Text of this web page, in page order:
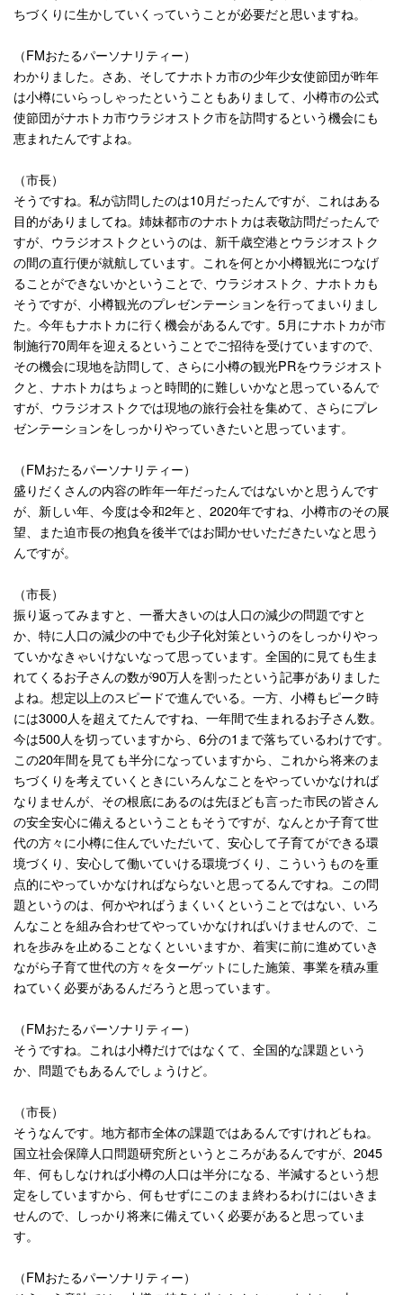
ちづくりに生かしていくっていうことが必要だと思いますね。
（FMおたるパーソナリティー）
わかりました。さあ、そしてナホトカ市の少年少女使節団が昨年
は小樽にいらっしゃったということもありまして、小樽市の公式
使節団がナホトカ市ウラジオストク市を訪問するという機会にも
恵まれたんですよね。
（市長）
そうですね。私が訪問したのは10月だったんですが、これはある
目的がありましてね。姉妹都市のナホトカは表敬訪問だったんで
すが、ウラジオストクというのは、新千歳空港とウラジオストク
の間の直行便が就航しています。これを何とか小樽観光につなげ
ることができないかということで、ウラジオストク、ナホトカも
そうですが、小樽観光のプレゼンテーションを行ってまいりまし
た。今年もナホトカに行く機会があるんです。 5月にナホトカが市
制施行70周年を迎えるということでご招待を受けていますので、
その機会に現地を訪問して、さらに小樽の観光PRをウラジオスト
クと、ナホトカはちょっと時間的に難しいかなと思っているんで
すが、ウラジオストクでは現地の旅行会社を集めて、さらにプレ
ゼンテーションをしっかりやっていきたいと思っています。
（FMおたるパーソナリティー）
盛りだくさんの内容の昨年一年だったんではないかと思うんです
が、新しい年、今度は令和2年と、 2020年ですね、小樽市のその展
望、また迫市長の抱負を後半ではお聞かせいただきたいなと思う
んですが。
（市長）
振り返ってみますと、一番大きいのは人口の減少の問題ですと
か、特に人口の減少の中でも少子化対策というのをしっかりやっ
ていかなきゃいけないなって思っています。全国的に見ても生ま
れてくるお子さんの数が90万人を割ったという記事がありました
よね。想定以上のスピードで進んでいる。一方、小樽もピーク時
には3000人を超えてたんですね、一年間で生まれるお子さん数。
今は500人を切っていますから、6分の1まで落ちているわけです。
この20年間を見ても半分になっていますから、これから将来のま
ちづくりを考えていくときにいろんなことをやっていかなければ
なりませんが、その根底にあるのは先ほども言った市民の皆さん
の安全安心に備えるということもそうですが、なんとか子育て世
代の方々に小樽に住んでいただいて、安心して子育てができる環
境づくり、安心して働いていける環境づくり、こういうものを重
点的にやっていかなければならないと思ってるんですね。この問
題というのは、何かやればうまくいくということではない、いろ
んなことを組み合わせてやっていかなければいけませんので、こ
れを歩みを止めることなくといいますか、着実に前に進めていき
ながら子育て世代の方々をターゲットにした施策、事業を積み重
ねていく必要があるんだろうと思っています。
（FMおたるパーソナリティー）
そうですね。これは小樽だけではなくて、全国的な課題という
か、問題でもあるんでしょうけど。
（市長）
そうなんです。地方都市全体の課題ではあるんですけれどもね。
国立社会保障人口問題研究所というところがあるんですが、 2045
年、何もしなければ小樽の人口は半分になる、半減するという想
定をしていますから、何もせずにこのまま終わるわけにはいきま
せんので、しっかり将来に備えていく必要があると思っていま
す。
（FMおたるパーソナリティー）